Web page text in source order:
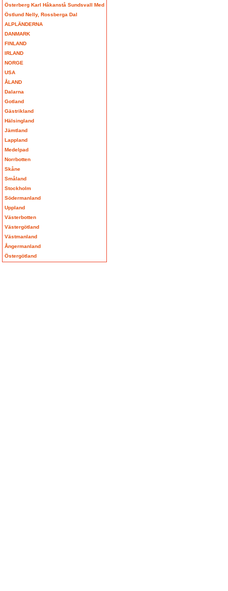
Österberg Karl Håkanstå Sundsvall Med
Östlund Nelly, Rossberga Dal
ALPLÄNDERNA
DANMARK
FINLAND
IRLAND
NORGE
USA
ÅLAND
Dalarna
Gotland
Gästrikland
Hälsingland
Jämtland
Lappland
Medelpad
Norrbotten
Skåne
Småland
Stockholm
Södermanland
Uppland
Västerbotten
Västergötland
Västmanland
Ångermanland
Östergötland